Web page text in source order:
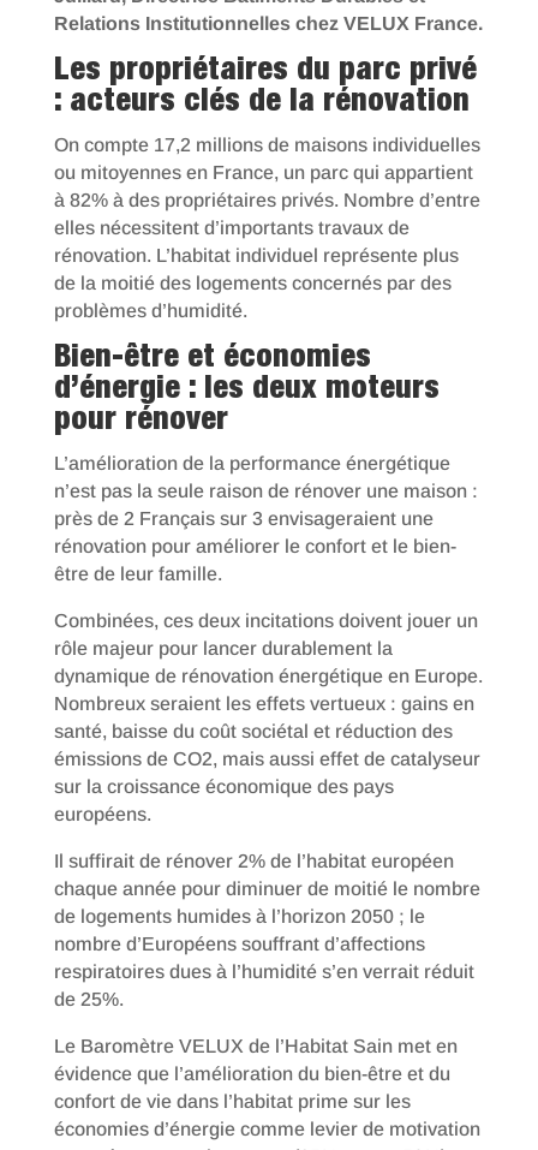
Relations Institutionnelles chez VELUX France.
Les propriétaires du parc privé
: acteurs clés de la rénovation
On compte 17,2 millions de maisons individuelles
ou mitoyennes en France, un parc qui appartient
à 82% à des propriétaires privés. Nombre d’entre
elles nécessitent d’importants travaux de
rénovation. L’habitat individuel représente plus
de la moitié des logements concernés par des
problèmes d’humidité.
Bien-être et économies
d’énergie : les deux moteurs
pour rénover
L’amélioration de la performance énergétique
n’est pas la seule raison de rénover une maison :
près de 2 Français sur 3 envisageraient une
rénovation pour améliorer le confort et le bien-
être de leur famille.
Combinées, ces deux incitations doivent jouer un
rôle majeur pour lancer durablement la
dynamique de rénovation énergétique en Europe.
Nombreux seraient les effets vertueux : gains en
santé, baisse du coût sociétal et réduction des
émissions de CO2, mais aussi effet de catalyseur
sur la croissance économique des pays
européens.
Il suffirait de rénover 2% de l’habitat européen
chaque année pour diminuer de moitié le nombre
de logements humides à l’horizon 2050 ; le
nombre d’Européens souffrant d’affections
respiratoires dues à l’humidité s’en verrait réduit
de 25%.
Le Baromètre VELUX de l’Habitat Sain met en
évidence que l’amélioration du bien-être et du
confort de vie dans l’habitat prime sur les
économies d’énergie comme levier de motivation